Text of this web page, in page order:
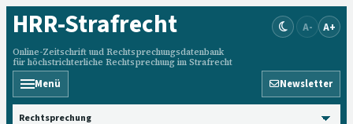
HRR-Strafrecht
Online-Zeitschrift und Rechtsprechungsdatenbank
für höchstrichterliche Rechtsprechung im Strafrecht
A- A+
Menü Newsletter
HRRS durchsuchen